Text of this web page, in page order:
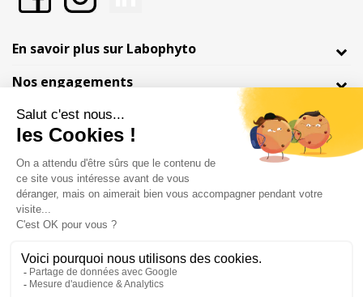
En savoir plus sur Labophyto
Nos engagements
Informations
Marchand approuvé par la Société des Avis Garantis,
cliquez ici pour
vérifier
Mentions légales
Conditions générales de vente
© Copyright Labophyto